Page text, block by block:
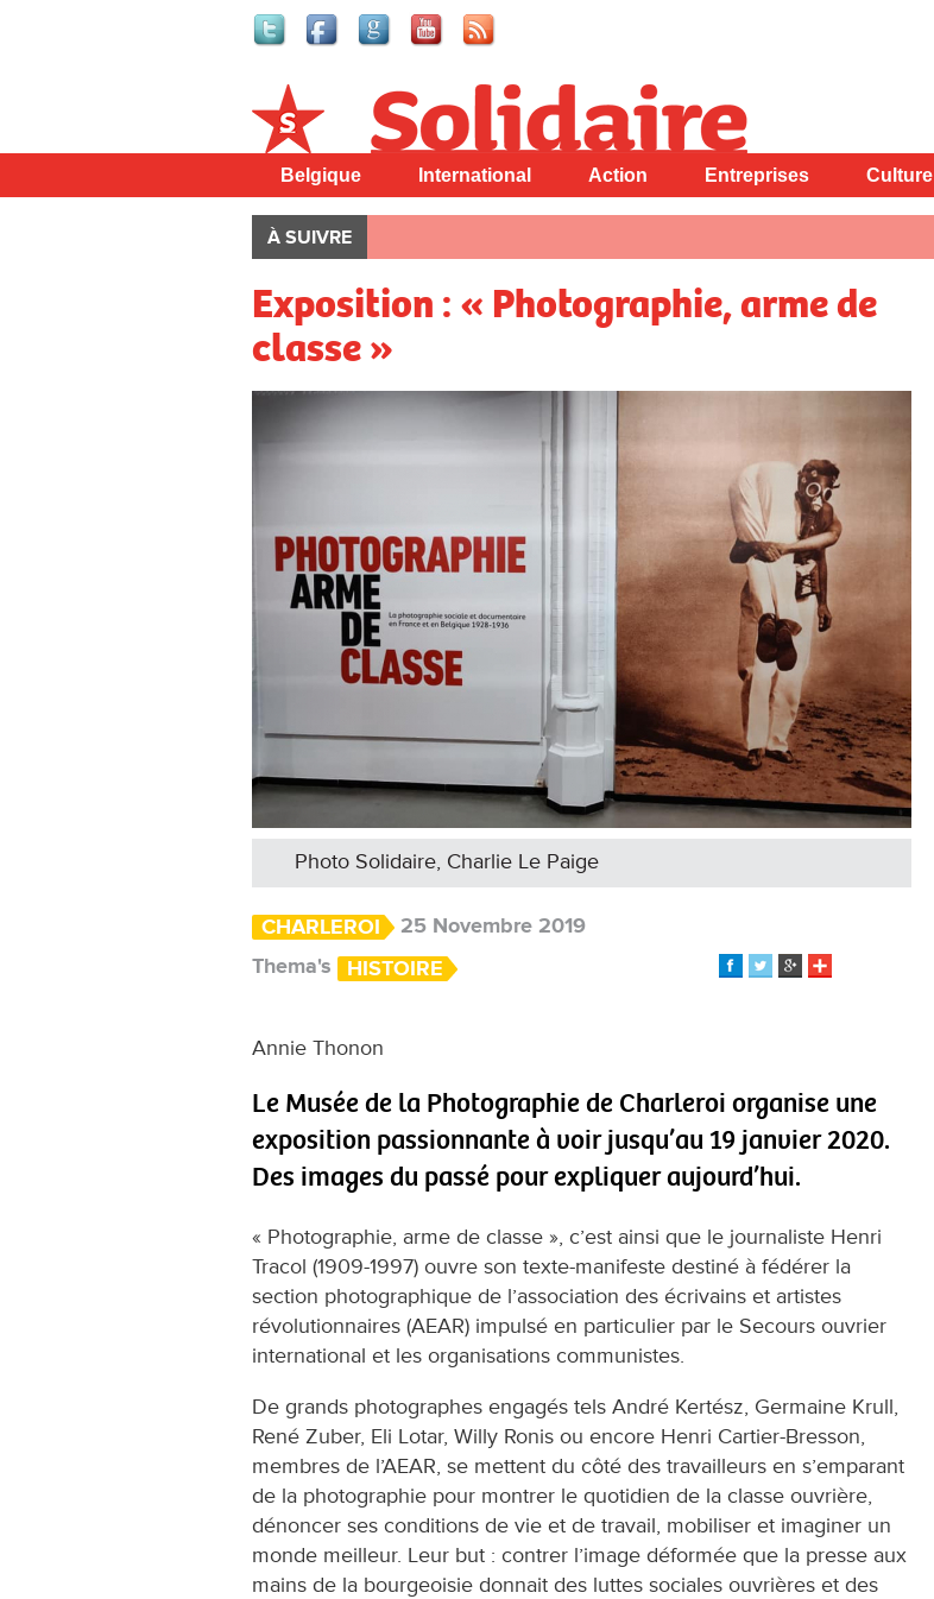
Solidaire
Belgique International Action Entreprises Culture
À SUIVRE
Exposition : « Photographie, arme de
classe »
Photo Solidaire, Charlie Le Paige
CHARLEROI
25 Novembre 2019
Thema's
HISTOIRE
Annie Thonon
Le Musée de la Photographie de Charleroi organise une
exposition passionnante à voir jusqu’au 19 janvier 2020.
Des images du passé pour expliquer aujourd’hui.
« Photographie, arme de classe », c’est ainsi que le journaliste Henri
Tracol (1909-1997) ouvre son texte-manifeste destiné à fédérer la
section photographique de l’association des écrivains et artistes
révolutionnaires (AEAR) impulsé en particulier par le Secours ouvrier
international et les organisations communistes.
De grands photographes engagés tels André Kertész, Germaine Krull,
René Zuber, Eli Lotar, Willy Ronis ou encore Henri Cartier-Bresson,
membres de l’AEAR, se mettent du côté des travailleurs en s’emparant
de la photographie pour montrer le quotidien de la classe ouvrière,
dénoncer ses conditions de vie et de travail, mobiliser et imaginer un
monde meilleur. Leur but : contrer l’image déformée que la presse aux
mains de la bourgeoisie donnait des luttes sociales ouvrières et des